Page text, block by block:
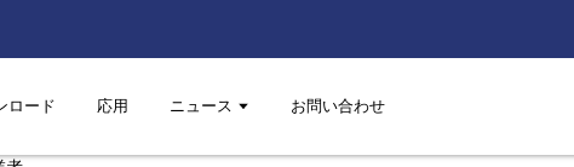
ロード 応用 ニュース お問い合わせ